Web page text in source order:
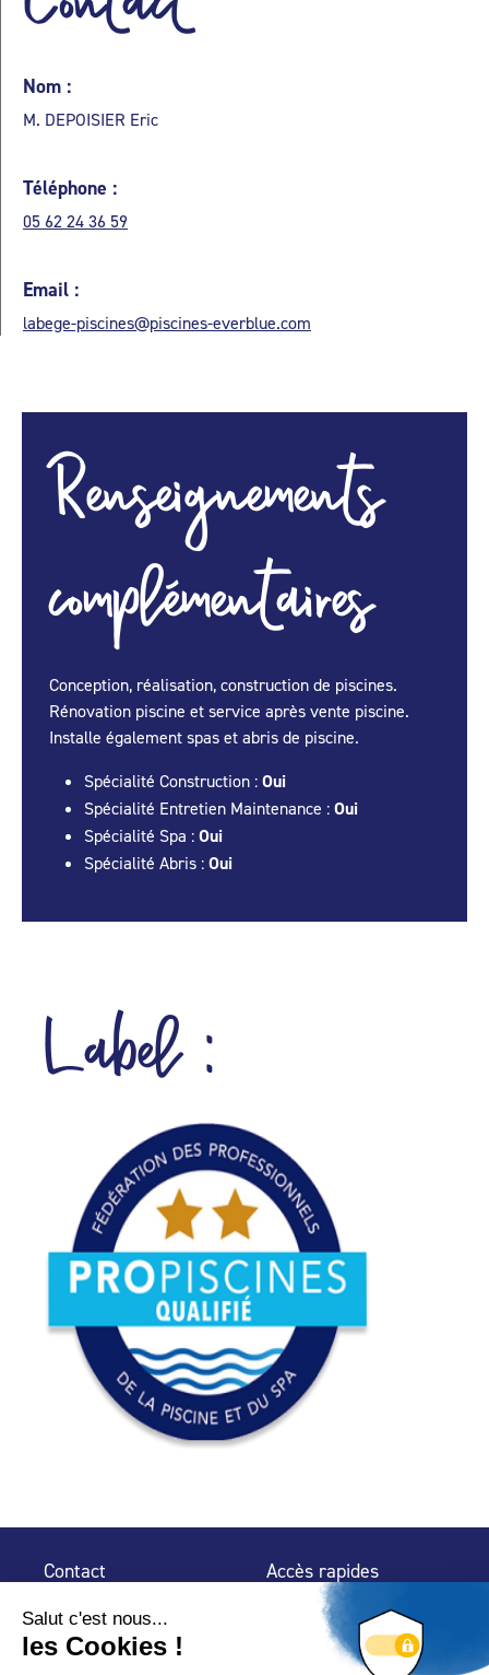
Nom :
M. DEPOISIER Eric
Téléphone :
05 62 24 36 59
Email :
labege-piscines@piscines-everblue.com
Renseignements
complémentaires
Conception, réalisation, construction de piscines.
Rénovation piscine et service après vente piscine.
Installe également spas et abris de piscine.
Spécialité Construction : Oui
Spécialité Entretien Maintenance : Oui
Spécialité Spa : Oui
Spécialité Abris : Oui
Label :
Contact
32 rue de Mogador
75 009 Paris
Accès rapides
Espace Presse
Trouver un